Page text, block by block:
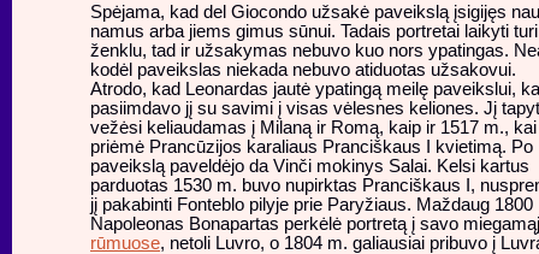
Spėjama, kad del Giocondo užsakė paveikslą įsigijęs
namus arba jiems gimus sūnui. Tadais portretai laikyti
ženklu, tad ir užsakymas nebuvo kuo nors ypatingas.
kodėl paveikslas niekada nebuvo atiduotas užsakovui.
Atrodo, kad Leonardas jautė ypatingą meilę paveikslui,
pasiimdavo jį su savimi į visas vėlesnes keliones. Jį
vežėsi keliaudamas į Milaną ir Romą, kaip ir 1517 m., kai
priėmė Prancūzijos karaliaus Pranciškaus I kvietimą. Po
paveikslą paveldėjo da Vinči mokinys Salai. Kelsi kartus
parduotas 1530 m. buvo nupirktas Pranciškaus I,
jį pakabinti Fonteblo pilyje prie Paryžiaus. Maždaug 1800
Napoleonas Bonapartas perkėlė portretą į savo
rūmuose, netoli Luvro, o 1804 m. galiausiai pribuvo į